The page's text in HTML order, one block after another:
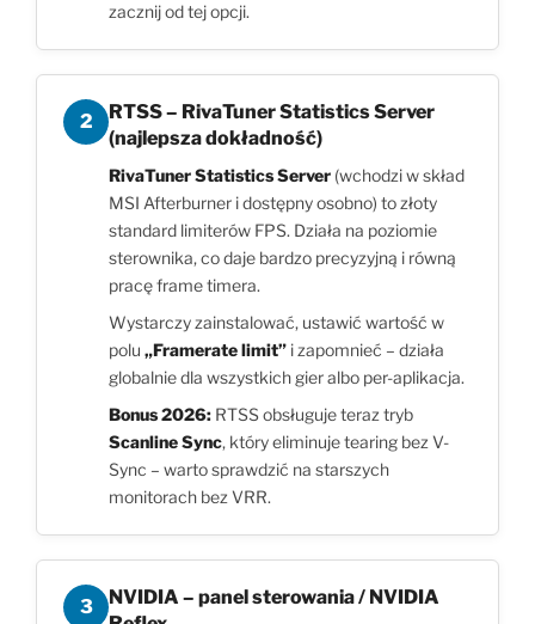
zacznij od tej opcji.
2
RTSS – RivaTuner Statistics Server
(najlepsza dokładność)
RivaTuner Statistics Server (wchodzi w skład
MSI Afterburner i dostępny osobno) to złoty
standard limiterów FPS. Działa na poziomie
sterownika, co daje bardzo precyzyjną i równą
pracę frame timera.
Wystarczy zainstalować, ustawić wartość w
polu „Framerate limit” i zapomnieć – działa
globalnie dla wszystkich gier albo per-aplikacja.
Bonus 2026: RTSS obsługuje teraz tryb
Scanline Sync, który eliminuje tearing bez V-
Sync – warto sprawdzić na starszych
monitorach bez VRR.
3
NVIDIA – panel sterowania / NVIDIA